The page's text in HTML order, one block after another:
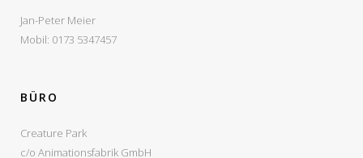
Jan-Peter Meier
Mobil: 0173 5347457
BÜRO
Creature Park
c/o Animationsfabrik GmbH